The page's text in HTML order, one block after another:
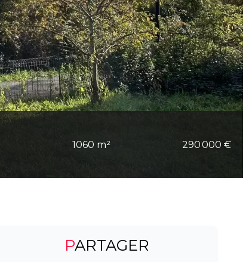
1060 m² 290 000 €
PARTAGER